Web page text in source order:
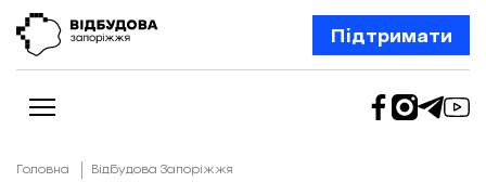
Підтримати
Головна Відбудова Запоріжжя